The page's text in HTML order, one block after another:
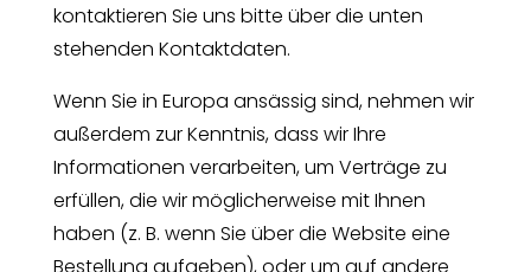
kontaktieren Sie uns bitte über die unten
stehenden Kontaktdaten.
Wenn Sie in Europa ansässig sind, nehmen wir
außerdem zur Kenntnis, dass wir Ihre
Informationen verarbeiten, um Verträge zu
erfüllen, die wir möglicherweise mit Ihnen
haben (z. B. wenn Sie über die Website eine
Bestellung aufgeben), oder um auf andere